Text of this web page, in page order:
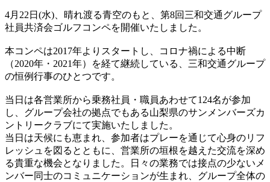
4月22日(水)、晴れ渡る青空のもと、第8回三和交通グループ
社員共済会ゴルフコンペを開催いたしました。
本コンペは2017年よりスタートし、コロナ禍による中断
（2020年・2021年）を経て継続している、三和交通グループ
の恒例行事のひとつです。
当日は各営業所から乗務社員・職員あわせて124名が参加
し、グループ会社の拠点でもある山梨県のサンメンバーズカ
ントリークラブにて実施いたしました。
当日は天候にも恵まれ、参加者はプレーを通じて心身のリフ
レッシュを図るとともに、営業所の垣根を越えた交流を深め
る貴重な機会となりました。日々の業務では接点の少ないメ
ンバー同士のコミュニケーションが生まれ、グループ全体の